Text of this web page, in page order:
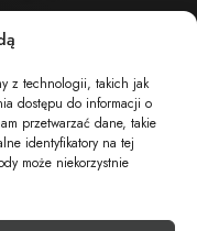
z technologii, takich jak
dostępu do informacji o
przetwarzać dane, takie
identyfikatory na tej
może niekorzystnie
Żywcu
26
godz.14:30
w Żywcu
26